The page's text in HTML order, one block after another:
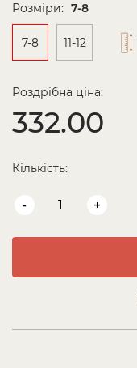
Розміри: 7-8
7-8 11-12
Роздрібна ціна:
332.00
Кількість:
- +